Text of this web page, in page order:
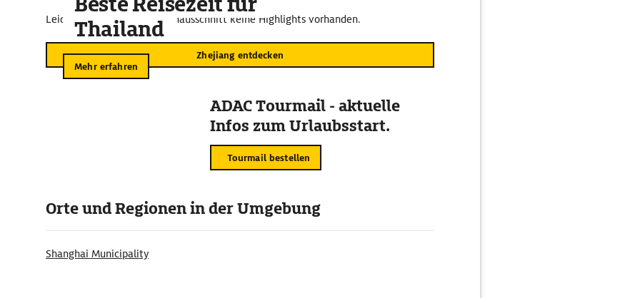
Leider sind für diesen Kartenausschnitt keine Highlights vorhanden.
Zhejiang entdecken
Thailand
Mehr erfahren
ADAC Tourmail - aktuelle
Infos zum Urlaubsstart.
Tourmail bestellen
Orte und Regionen in der Umgebung
Shanghai Municipality